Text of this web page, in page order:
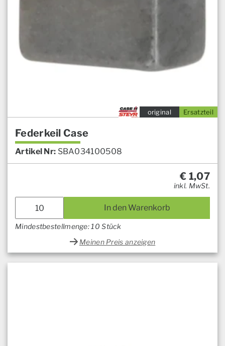
Ersatzteil
original
Federkeil Case
Artikel Nr: SBA034100508
€ 1,07
inkl. MwSt.
In den Warenkorb
Mindestbestellmenge: 10 Stück
Meinen Preis anzeigen